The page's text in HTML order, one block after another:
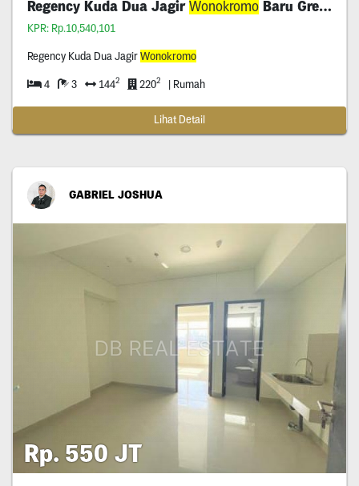
Regency Kuda Dua JagirWonokromoBaru Gress
KPR: Rp.10,540,101
Regency Kuda Dua JagirWonokromo
4 3 1442 2202 | Rumah
Lihat Detail
GABRIEL JOSHUA
Rp. 550 JT